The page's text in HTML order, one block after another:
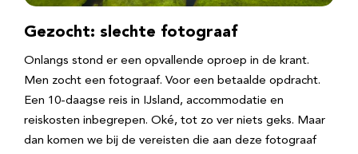
Gezocht: slechte fotograaf
Onlangs stond er een opvallende oproep in de krant.
Men zocht een fotograaf. Voor een betaalde opdracht.
Een 10-daagse reis in IJsland, accommodatie en
reiskosten inbegrepen. Oké, tot zo ver niets geks. Maar
dan komen we bij de vereisten die aan deze fotograaf